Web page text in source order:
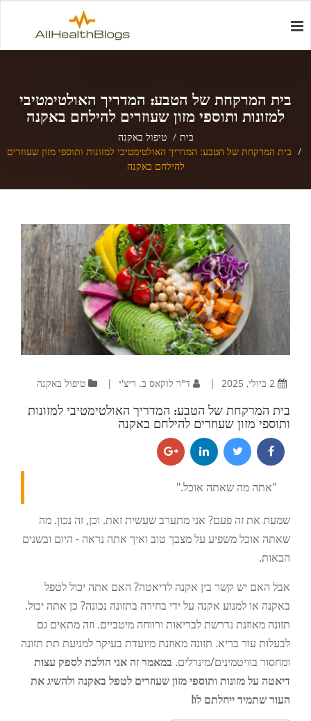
בית המרקחת של הטבע: המדריך האולטימטיבי
למזונות ותוספי מזון שעוזרים להילחם באקנה
בית
טיפול באקנה
בית המרקחת של הטבע: המדריך האולטימטיבי למזונות ותוספי מזון שעוזרים
להילחם באקנה
2 ביולי, 2025 | ד"ר לוקאס ב. ריצ'י | טיפול באקנה
בית המרקחת של הטבע: המדריך האולטימטיבי למזונות
ותוספי מזון שעוזרים להילחם באקנה
"אתה מה שאתה אוכל."
שמעת את זה פעם? אני מתערב שעשית זאת. וכן, זה נכון. מה
שאתה אוכל משפיע על מצבך טוב ואיך אתה נראה - היום ובשנים
הבאות.
אבל האם יש קשר בין אקנה לדיאטה? האם אתה יכול לטפל
באקנה או למנוע אקנה על ידי בחירה בתזונה נכונה? כן אתה יכול.
תזונה מאוזנת נדרשת לבריאות ורווחה מיטביים. וזה מתאים גם
לבעלות עור בריא. תזונה מאוזנת מיועדת בעיקר למניעת תת תזונה
ומחסור בוויטמינים/מינרלים. במאמר זה אני הולכת לספק עצות
דיאטה על מזונות ותוספי מזון שעוזרים לטפל באקנה ולהשיג את
העור שתמיד ייחלתם לו!